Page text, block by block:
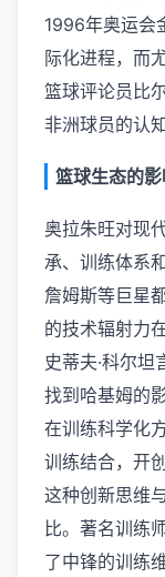
1996年奥运会
际化进程，而
篮球评论员比
非洲球员的认
篮球生态的
奥拉朱旺对现
承、训练体系
詹姆斯等巨星
的技术辐射力
史蒂夫·科尔
找到哈基姆的影
在训练科学化
训练结合，开
这种创新思维
比。著名训练
了中锋的训练维